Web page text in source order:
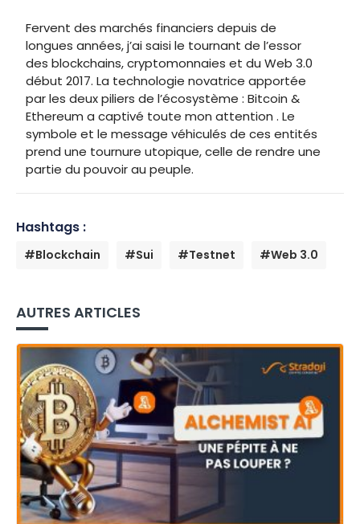
Fervent des marchés financiers depuis de
longues années, j’ai saisi le tournant de l’essor
des blockchains, cryptomonnaies et du Web 3.0
début 2017. La technologie novatrice apportée
par les deux piliers de l’écosystème : Bitcoin &
Ethereum a captivé toute mon attention . Le
symbole et le message véhiculés de ces entités
prend une tournure utopique, celle de rendre une
partie du pouvoir au peuple.
Hashtags :
#Blockchain #Sui #Testnet #Web 3.0
AUTRES ARTICLES